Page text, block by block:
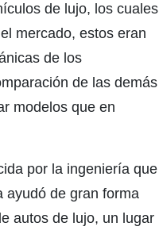
de lujo, los cuales
mercado, estos eran
de los
de las demás
modelos que en
por la ingeniería que
ayudó de gran forma
autos de lujo, un lugar